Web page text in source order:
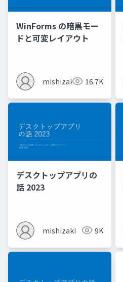
WinForms の暗黒モー
ドと可変レイアウト
mishizaki 16.7K
デスクトップアプリの
話 2023
mishizaki 9K